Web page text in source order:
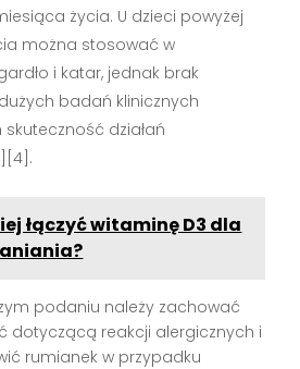
życia. U dzieci powyżej
można stosować w
i katar, jednak brak
badań klinicznych
działań
łączyć witaminę D3 dla
podaniu należy zachować
dotyczącą reakcji alergicznych i
rumianek w przypadku